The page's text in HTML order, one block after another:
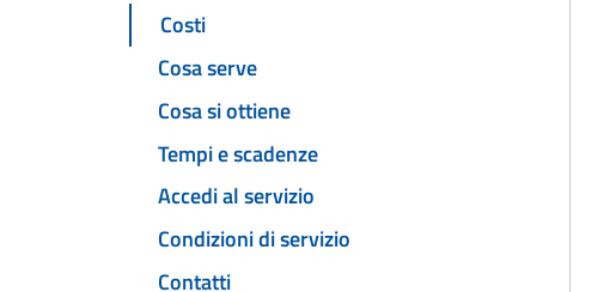
Costi
Cosa serve
Cosa si ottiene
Tempi e scadenze
Accedi al servizio
Condizioni di servizio
Contatti